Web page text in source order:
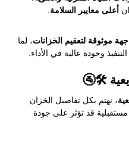
أعلى معايير السلامة
جهة موثوقة لتعقيم الخزانات، لما
وجودة عالية في الأداء.
🛠️🚰
، نهتم بكل تفاصيل الخزان
قد تؤثر على جودة